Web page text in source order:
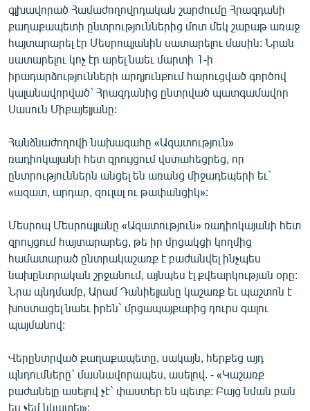
«Ազատության» բոլոր կայքերը
գլխավորած Համաժողովրդական շարժումը Հրազդանի
քաղաքապետի ընտրություններից մոտ մեկ շաբաթ առաջ
հայտարարել էր Մեսրոպյանին սատարելու մասին: Նրան
սատարելու կոչ էր արել նաեւ մարտի 1-ի
իրադարձությունների արդյունքում հարուցված գործով
կալանավորված` Հրազդանից ընտրված պատգամավոր
Սասուն Միքայելյանը:
Հանձնաժողովի նախագահը «Ազատություն»
ռադիոկայանի հետ զրույցում վստահեցրեց, որ
ընտրություններն անցել են առանց միջադեպերի եւ`
«ազատ, արդար, զուլալ ու թափանցիկ»:
Մեսրոպ Մեսրոպյանը «Ազատություն» ռադիոկայանի հետ
զրույցում հայտարարեց, թե իր մրցակցի կողմից
համատարած ընտրակաշառք է բաժանվել ինչպես
նախընտրական շրջանում, այնպես էլ քվեարկության օրը:
Նրա պնդմամբ, Արամ Դանիելյանը կաշառք եւ պաշտոն է
խոստացել նաեւ իրեն` մրցապայքարից դուրս գալու
պայմանով:
Վերընտրված քաղաքապետը, սակայն, հերքեց այդ
պնդումները` մասնավորապես, ասելով. - «Կաշառք
բաժանելը ասելով չէ` փաստեր են պետք: Բայց նման բան
ես չեմ նկատել»: